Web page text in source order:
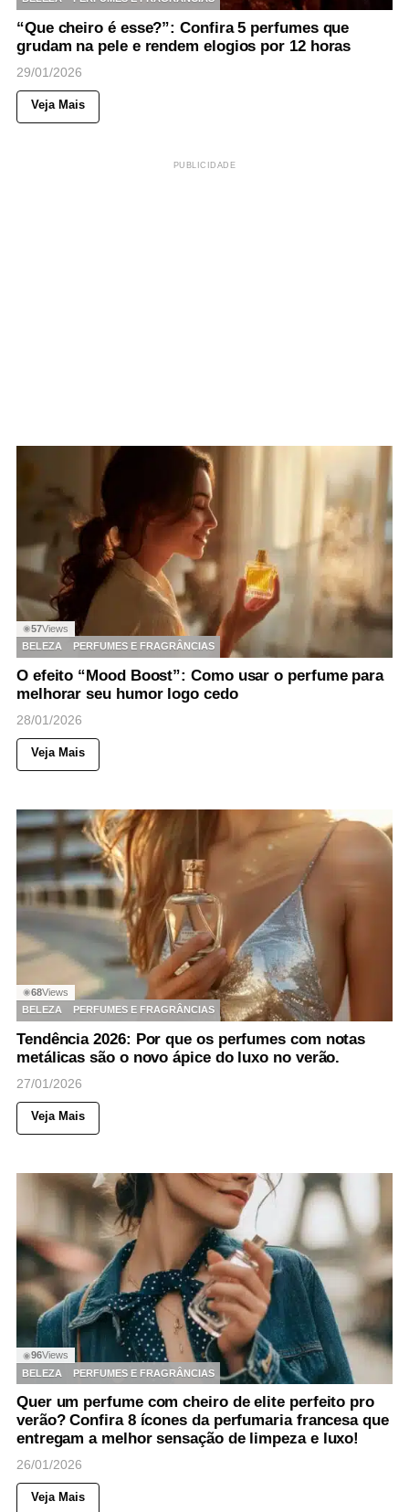
“Que cheiro é esse?”: Confira 5 perfumes que
grudam na pele e rendem elogios por 12 horas
29/01/2026
Veja Mais
PUBLICIDADE
◉57Views
BELEZA
PERFUMES E FRAGRÂNCIAS
O efeito “Mood Boost”: Como usar o perfume para
melhorar seu humor logo cedo
28/01/2026
Veja Mais
◉68Views
BELEZA
PERFUMES E FRAGRÂNCIAS
Tendência 2026: Por que os perfumes com notas
metálicas são o novo ápice do luxo no verão.
27/01/2026
Veja Mais
◉96Views
BELEZA
PERFUMES E FRAGRÂNCIAS
Quer um perfume com cheiro de elite perfeito pro
verão? Confira 8 ícones da perfumaria francesa que
entregam a melhor sensação de limpeza e luxo!
26/01/2026
Veja Mais